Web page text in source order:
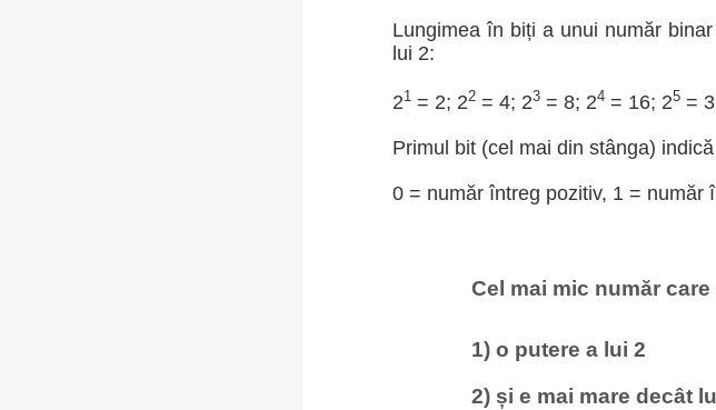
Lungimea în biți a unui număr
lui 2:
21= 2; 22= 4; 23= 8; 24= 16; 25=
Primul bit (cel mai din stânga)
0 = număr întreg pozitiv, 1 = număr
Cel mai mic număr care
1) o putere a lui 2
2) și e mai mare decât